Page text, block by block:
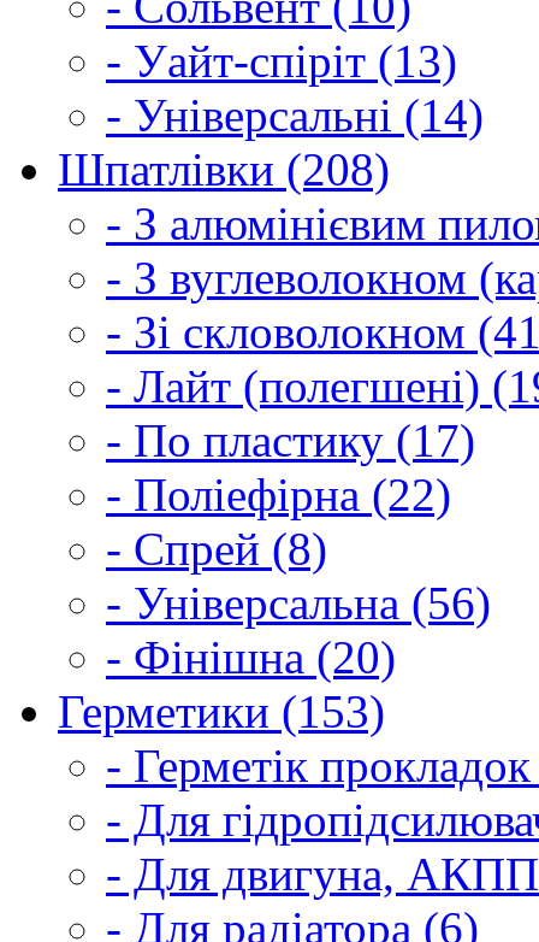
- Уайт-спіріт (13)
- Універсальні (14)
Шпатлівки (208)
- З алюмінієвим
- З вуглеволокном
- Зі скловолокном
- Лайт (полегшені)
- По пластику (17)
- Поліефірна (22)
- Спрей (8)
- Універсальна (56)
- Фінішна (20)
Герметики (153)
- Герметік
- Для
- Для двигуна,
- Для радіатора (6)